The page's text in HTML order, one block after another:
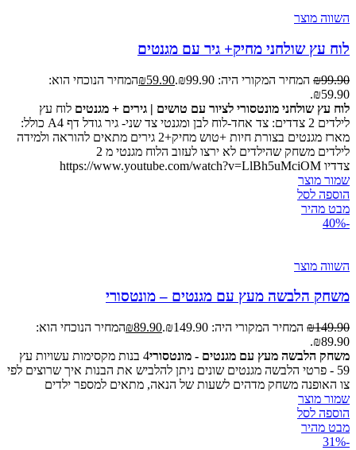
השווה מוצר
לוח עץ שולחני מחיק+ גיר עם מגנטים
₪99.90 המחיר המקורי היה: ₪99.90. ₪59.90
המחיר הנוכחי הוא:
₪59.90.
לוח עץ שולחני מונטסורי לציור עם טושים | גירים + מגנטים לוח עץ
לילדים 2 צדדים: צד אחד-לוח לבן ומגנטי צד שני- גיר גודל דף A4 כולל:
מארז מגנטים בצורת חיות +טוש מחיק+2 גירים מתאים להוראה ולמידה
לילדים משחק שהילדים לא ירצו לעזוב הלוח מגנטי מ 2
צדדיו https://www.youtube.com/watch?v=LlBh5uMciOM
שמור מוצר
הוספה לסל
מבט מהיר
-40%
השווה מוצר
משחק הלבשה מעץ עם מגנטים – מונטסורי
₪149.90 המחיר המקורי היה: ₪149.90. ₪89.90
המחיר הנוכחי הוא:
₪89.90.
משחק הלבשה מעץ עם מגנטים - מונטסורי
4 בנות מקסימות עשויות עץ
59 - פרטי הלבשה מגנטים שונים ניתן להלביש את הבנות איך שרוצים לפי
צו האופנה משחק מדהים לשעות של הנאה, מתאים למספר ילדים
שמור מוצר
הוספה לסל
מבט מהיר
-31%